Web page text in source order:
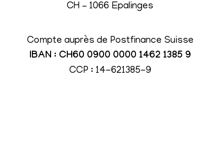
CH – 1066 Epalinges
Compte auprès de Postfinance Suisse
IBAN : CH60 0900 0000 1462 1385 9
CCP : 14-621385-9